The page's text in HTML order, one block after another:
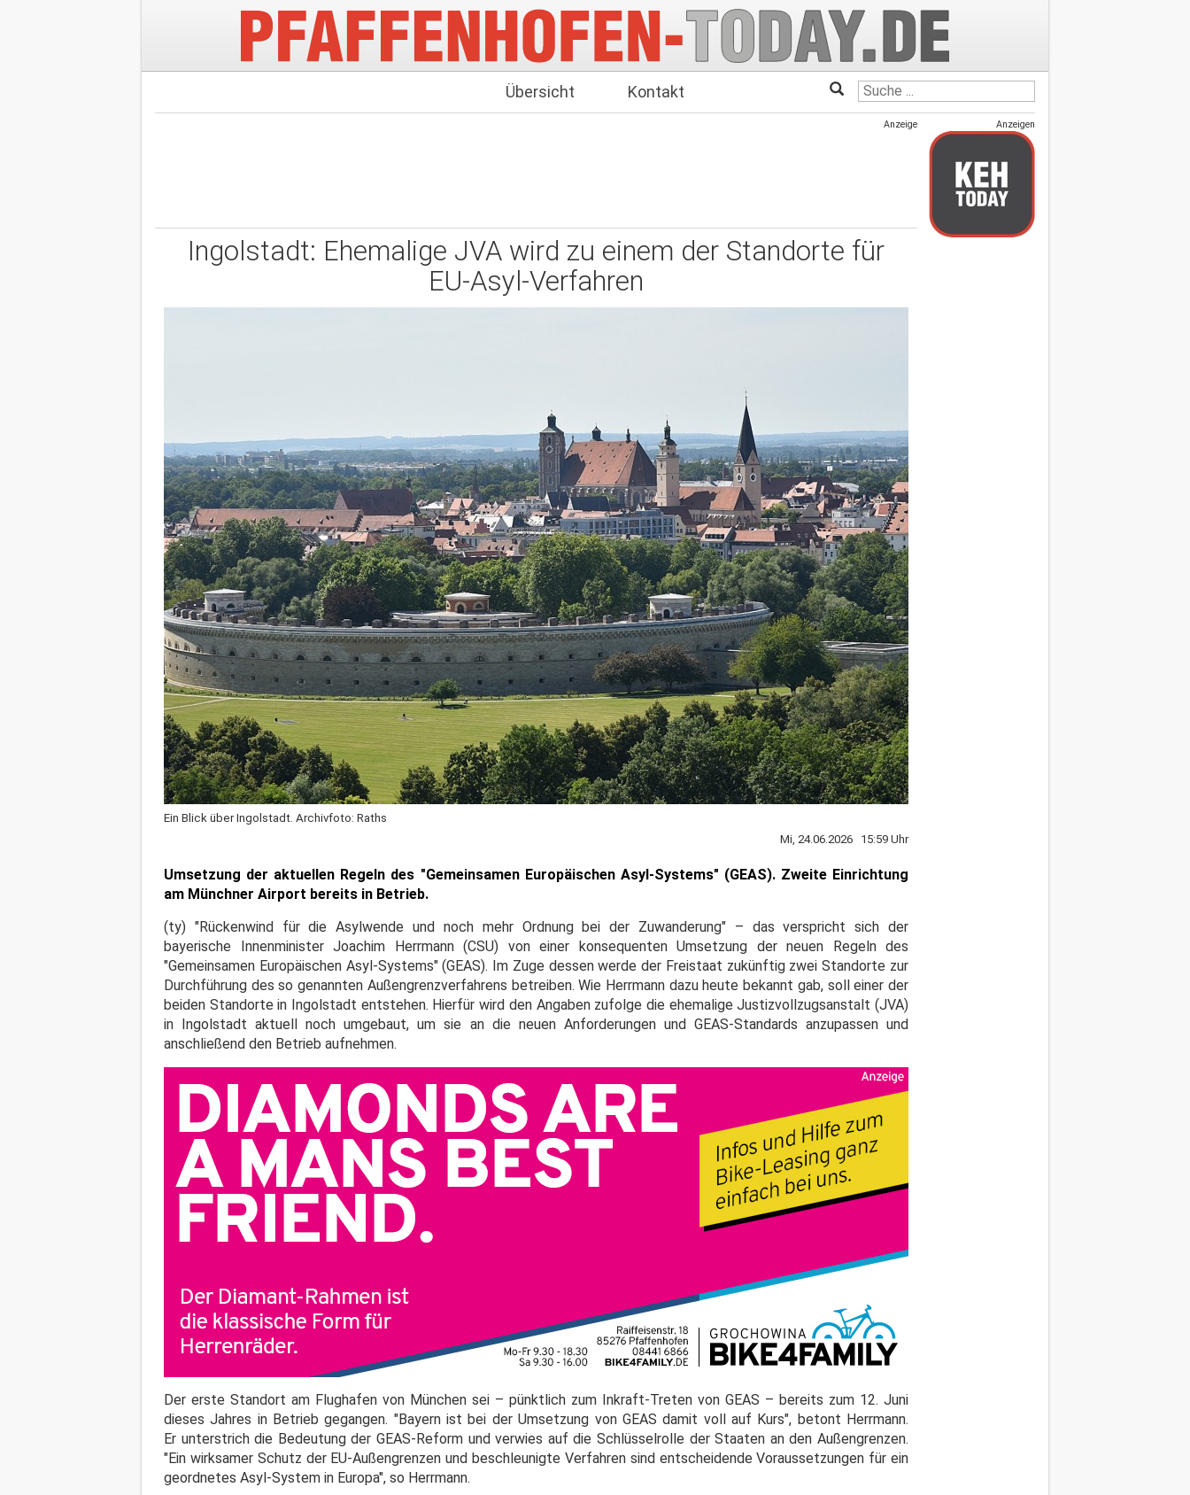
Übersicht Kontakt
Anzeige
Ingolstadt: Ehemalige JVA wird zu einem der Standorte für
EU-Asyl-Verfahren
Ein Blick über Ingolstadt. Archivfoto: Raths
Mi, 24.06.2026 15:59 Uhr
Umsetzung der aktuellen Regeln des "Gemeinsamen Europäischen Asyl-Systems" (GEAS). Zweite Einrichtung
am Münchner Airport bereits in Betrieb.
(ty) "Rückenwind für die Asylwende und noch mehr Ordnung bei der Zuwanderung" – das verspricht sich der
bayerische Innenminister Joachim Herrmann (CSU) von einer konsequenten Umsetzung der neuen Regeln des
"Gemeinsamen Europäischen Asyl-Systems" (GEAS). Im Zuge dessen werde der Freistaat zukünftig zwei Standorte zur
Durchführung des so genannten Außengrenzverfahrens betreiben. Wie Herrmann dazu heute bekannt gab, soll einer der
beiden Standorte in Ingolstadt entstehen. Hierfür wird den Angaben zufolge die ehemalige Justizvollzugsanstalt (JVA)
in Ingolstadt aktuell noch umgebaut, um sie an die neuen Anforderungen und GEAS-Standards anzupassen und
anschließend den Betrieb aufnehmen.
Der erste Standort am Flughafen von München sei – pünktlich zum Inkraft-Treten von GEAS – bereits zum 12. Juni
dieses Jahres in Betrieb gegangen. "Bayern ist bei der Umsetzung von GEAS damit voll auf Kurs", betont Herrmann.
Er unterstrich die Bedeutung der GEAS-Reform und verwies auf die Schlüsselrolle der Staaten an den Außengrenzen.
"Ein wirksamer Schutz der EU-Außengrenzen und beschleunigte Verfahren sind entscheidende Voraussetzungen für ein
geordnetes Asyl-System in Europa", so Herrmann.
Anzeigen